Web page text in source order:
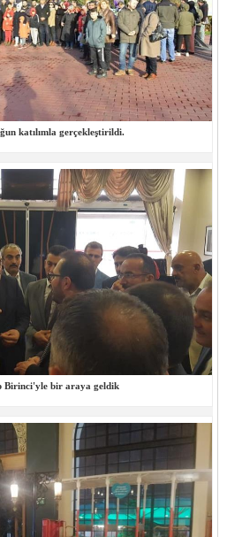
katılımla gerçekleştirildi.
Birinci'yle bir araya geldik